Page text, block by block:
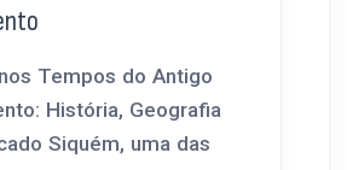
Tempos do Antigo
História, Geografia
Siquém, uma das